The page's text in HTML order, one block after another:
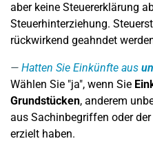
aber keine Steuererklärung
Steuerhinterziehung.
rückwirkend geahndet
Hatten Sie Einkünfte aus
Wählen Sie "ja", wenn Sie
Grundstücken, anderem
aus Sachinbegriffen oder
erzielt haben.